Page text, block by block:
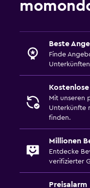
Beste
Finde
Mit unseren
Unterkünfte
finden.
Millionen
Entdecke
verifizierter
Preisalarm